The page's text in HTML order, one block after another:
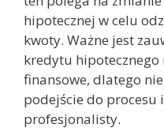
hipotecznej w celu
kwoty. Ważne jest
kredytu
finansowe, dlatego
podejście do procesu
profesjonalisty.